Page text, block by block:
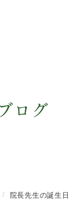
ブログ
院長先生の誕生日